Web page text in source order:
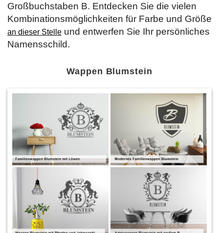
Großbuchstaben B. Entdecken Sie die vielen
Kombinationsmöglichkeiten für Farbe und Größe
an dieser Stelle und entwerfen Sie Ihr persönliches
Namensschild.
Wappen Blumstein